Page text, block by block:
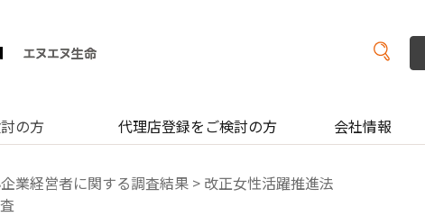
の方 代理店登録をご検討の方 会社情報
業経営者に関する調査結果 > 改正女性活躍推進法